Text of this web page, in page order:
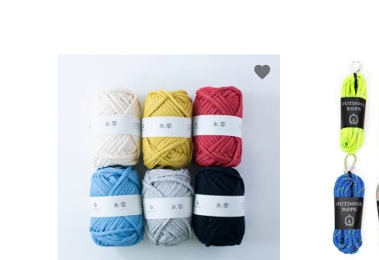
favorite